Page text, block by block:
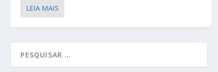
LEIA MAIS